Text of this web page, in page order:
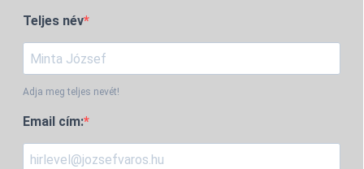
Teljes név
Adja meg teljes nevét!
Email cím: